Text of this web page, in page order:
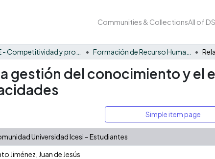
Communities & CollectionsAll of
gestión del conocimiento y el
Simple item page
Universidad Icesi – Estudiantes
Jiménez, Juan de Jesús